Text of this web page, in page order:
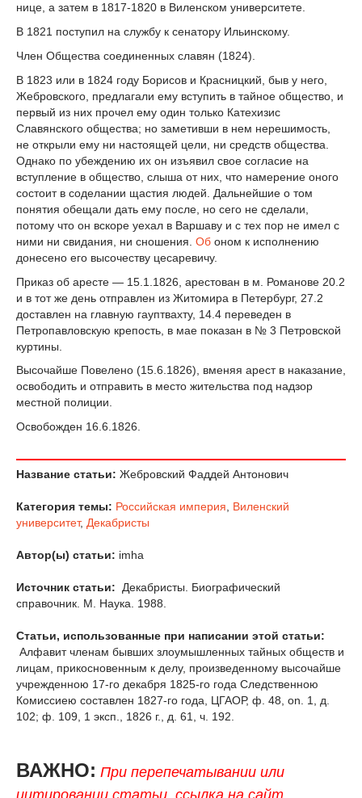
нице, а затем в 1817-1820 в Виленском университете.
В 1821 поступил на службу к сенатору Ильинскому.
Член Общества соединенных славян (1824).
В 1823 или в 1824 году Борисов и Красницкий, быв у него,
Жебровского, предлагали ему вступить в тайное общество, и
первый из них прочел ему один только Катехизис
Славянского общества; но заметивши в нем нерешимость,
не открыли ему ни настоящей цели, ни средств общества.
Однако по убеждению их он изъявил свое согласие на
вступление в общество, слыша от них, что намерение оного
состоит в соделании щастия людей. Дальнейшие о том
понятия обещали дать ему после, но сего не сделали,
потому что он вскоре уехал в Варшаву и с тех пор не имел с
ними ни свидания, ни сношения. Об оном к исполнению
донесено его высочеству цесаревичу.
Приказ об аресте — 15.1.1826, арестован в м. Романове 20.2
и в тот же день отправлен из Житомира в Петербург, 27.2
доставлен на главную гауптвахту, 14.4 переведен в
Петропавловскую крепость, в мае показан в № 3 Петровской
куртины.
Высочайше Повелено (15.6.1826), вменяя арест в наказание,
освободить и отправить в место жительства под надзор
местной полиции.
Освобожден 16.6.1826.
Название статьи: Жебровский Фаддей Антонович
Категория темы: Российская империя
Виленский
университет, Декабристы
Автор(ы) статьи: imha
Источник статьи:
Декабристы. Биографический
справочник. М. Наука. 1988.
Статьи, использованные при написании этой статьи:
Алфавит членам бывших злоумышленных тайных обществ и
лицам, прикосновенным к делу, произведенному высочайше
учрежденною 17-го декабря 1825-го года Следственною
Комиссиею составлен 1827-го года, ЦГАОР, ф. 48, on. 1, д.
102; ф. 109, 1 эксп., 1826 г., д. 61, ч. 192.
ВАЖНО: При перепечатывании или
цитировании статьи, ссылка на сайт